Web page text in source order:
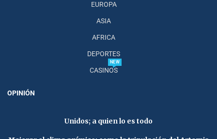
EUROPA
ASIA
AFRICA
DEPORTES
CASINOS
NEW
OPINIÓN
Unidos; a quien lo es todo